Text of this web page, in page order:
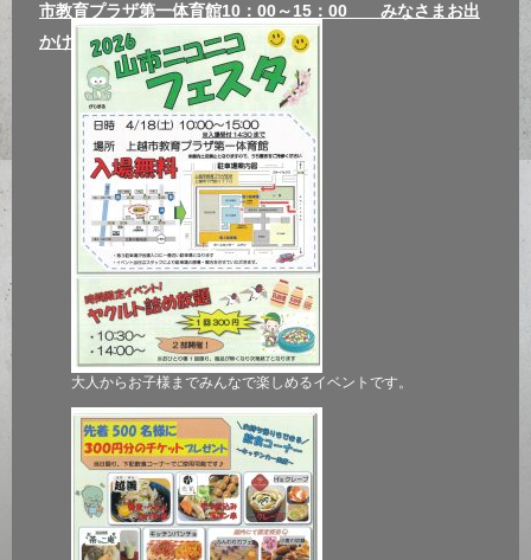
市教育プラザ第一体育館10：00～15：00 みなさまお出
かけください！
大人からお子様までみんなで楽しめるイベントです。